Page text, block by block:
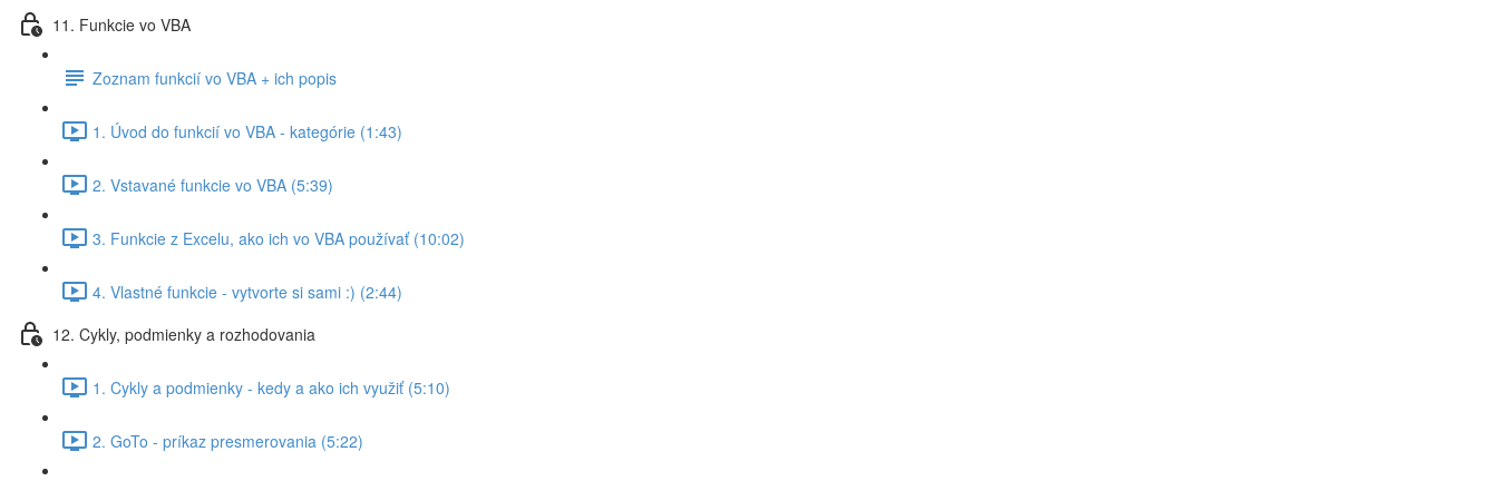
11. Funkcie vo VBA
Zoznam funkcií vo VBA + ich popis
1. Úvod do funkcií vo VBA - kategórie (1:43)
2. Vstavané funkcie vo VBA (5:39)
3. Funkcie z Excelu, ako ich vo VBA používať (10:02)
4. Vlastné funkcie - vytvorte si sami :) (2:44)
12. Cykly, podmienky a rozhodovania
1. Cykly a podmienky - kedy a ako ich využiť (5:10)
2. GoTo - príkaz presmerovania (5:22)